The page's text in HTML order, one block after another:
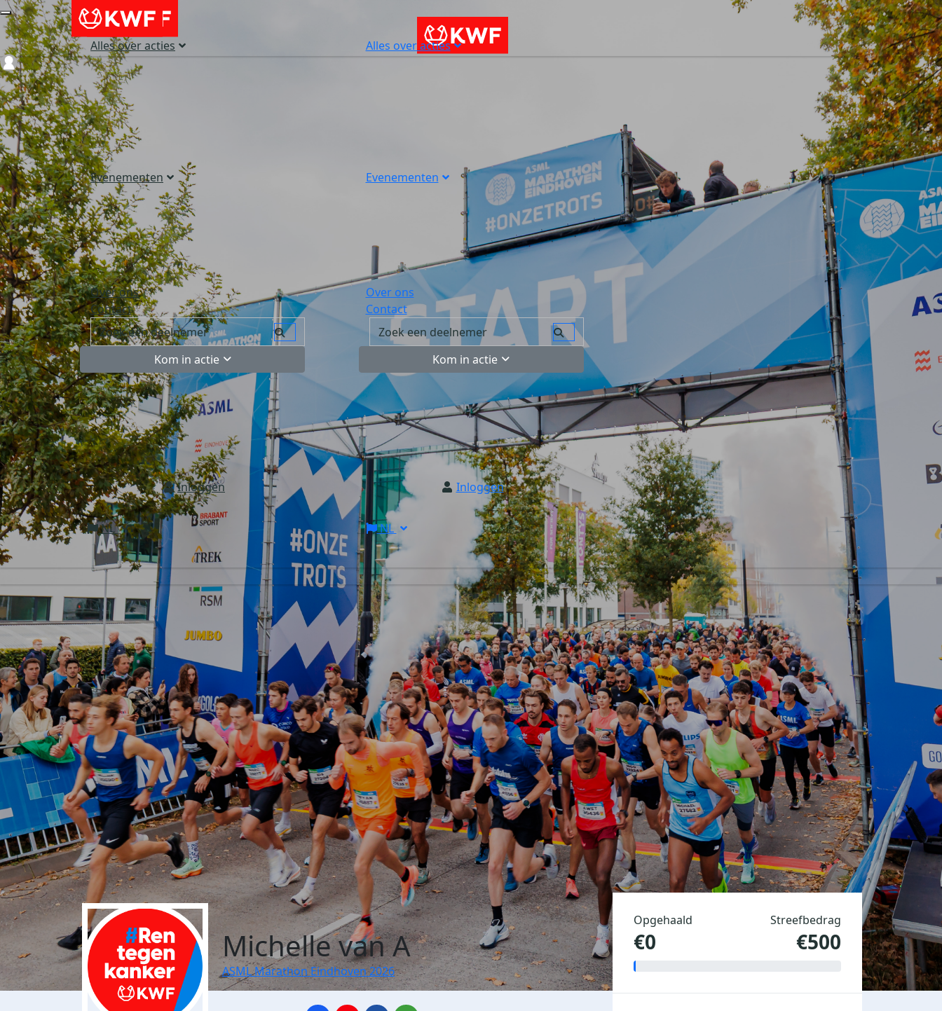
Alles over acties
Evenementen
Over ons
Contact
Kom in actie
Inloggen
NL
Alles over acties
Evenementen
Over ons
Contact
Kom in actie
Inloggen
NL
Login
Michelle van A
ASML Marathon Eindhoven 2026
Opgehaald
€0
Streefbedrag
€500